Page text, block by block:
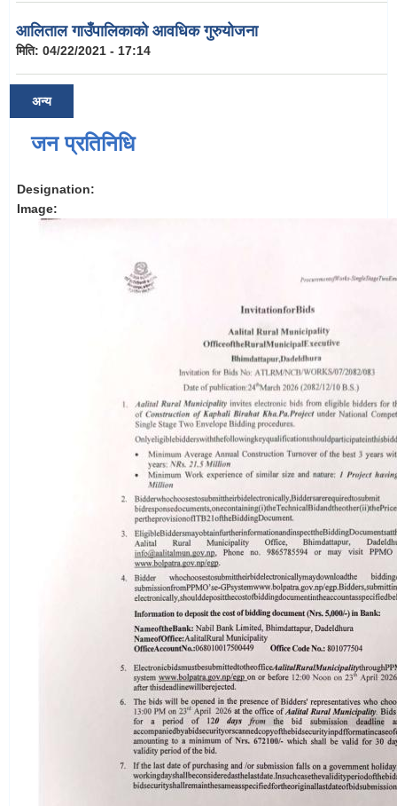
आलिताल गाउँपालिकाको आवधिक गुरुयोजना
मिति: 04/22/2021 - 17:14
अन्य
जन प्रतिनिधि
Designation:
Image: